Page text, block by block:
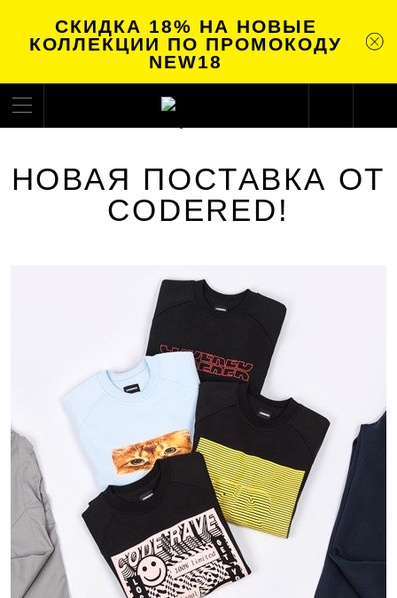
СКИДКА 18% НА НОВЫЕ
КОЛЛЕКЦИИ ПО ПРОМОКОДУ
NEW18
НОВАЯ ПОСТАВКА ОТ
CODERED!